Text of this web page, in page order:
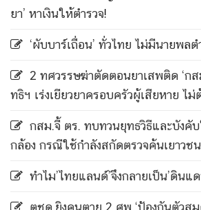
ยา’ หาเงินให้ตำรวจ!
‘ผับบาร์เถื่อน’ ทั่วไทย ไม่มีนายพล
2 ทศวรรษฆ่าตัดตอนยาเสพติด ‘ก
ทธิฯ เร่งเยียวยาครอบครัวผู้เสียหาย ไ
กสม.จี้ ตร. ทบทวนยุทธวิธีและบังคั
กล้อง กรณีใช้กำลังสกัดตรวจค้นเยาวช
ทำไม’ไทยแลนด์’จึงกลายเป็น’ดินแ
ตชด.ยิงคนตาย 2 ศพ ‘ป้องกันตัวสม